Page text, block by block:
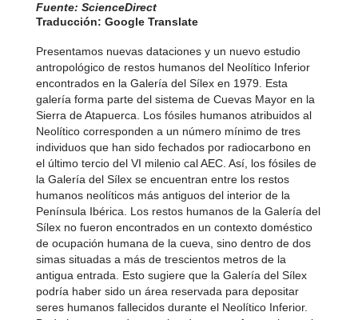
Fuente: ScienceDirect
Traducción: Google Translate
Presentamos nuevas dataciones y un nuevo estudio
antropológico de restos humanos del Neolítico Inferior
encontrados en la Galería del Sílex en 1979. Esta
galería forma parte del sistema de Cuevas Mayor en la
Sierra de Atapuerca. Los fósiles humanos atribuidos al
Neolítico corresponden a un número mínimo de tres
individuos que han sido fechados por radiocarbono en
el último tercio del VI milenio cal AEC. Así, los fósiles de
la Galería del Sílex se encuentran entre los restos
humanos neolíticos más antiguos del interior de la
Península Ibérica. Los restos humanos de la Galería del
Sílex no fueron encontrados en un contexto doméstico
de ocupación humana de la cueva, sino dentro de dos
simas situadas a más de trescientos metros de la
antigua entrada. Esto sugiere que la Galería del Sílex
podría haber sido un área reservada para depositar
seres humanos fallecidos durante el Neolítico Inferior.